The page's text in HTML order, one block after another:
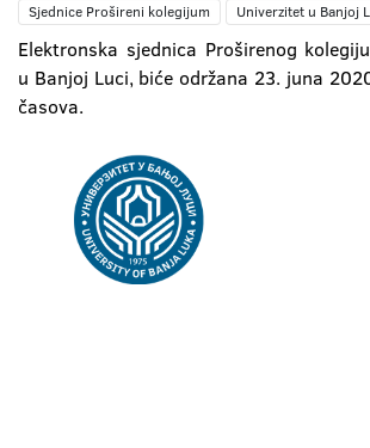
Sjednice Prošireni kolegijum Univerzitet u Banjoj
Elektronska sjednica Proširenog
u Banjoj Luci, biće održana 23. juna
časova.